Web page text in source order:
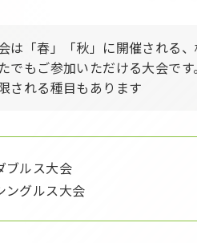
は「春」「秋」に開催される
でもご参加いただける大会です。
される種目もあります
ブルス大会
ングルス大会